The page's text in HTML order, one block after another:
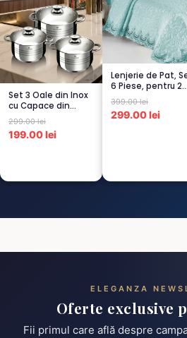
Set 3 Oale din Inox
cu Capace din
Sticlă
Termorezistent...
299.00 lei
199.00 lei
Lenjerie de Pat,
6 Piese, pentru 2
persoana,
TURCOA...
399.00 lei
299.00 lei
ELEGANZA
Oferte exclusive
Fii primul care află despre